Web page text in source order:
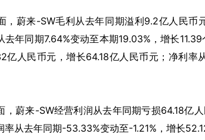
，蔚来-SW毛利从去年同期溢利9.2亿人民
去年同期7.64%变动至本期19.03%，增长
亿人民币元，增长64.18亿人民币元；净利
，蔚来-SW经营利润从去年同期亏损64.18亿
率从去年同期-53.33%变动至-1.21%，增长